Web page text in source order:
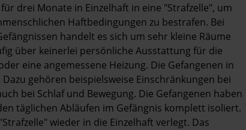
drei Monate in Einzelhaft in eine "Strafzelle", um
Haftbedingungen zu bestrafen. Bei
handelt es sich um sehr kleine Räume
über keinerlei persönliche Ausstattung für die
eine angemessene Heizung. Die Gefangenen in
gehören beispielsweise Einschränkungen bei
bei Schlaf und Bewegung. Die Gefangenen haben
täglichen Abläufen im Gefängnis komplett isoliert.
wieder in die Einzelhaft verlegt. Das